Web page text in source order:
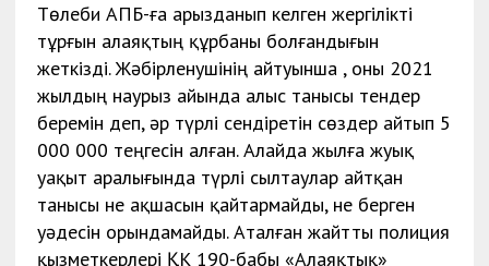
Төлеби АПБ-ға арызданып келген жергілікті
тұрғын алаяқтың құрбаны болғандығын
жеткізді. Жәбірленушінің айтуынша , оны 2021
жылдың наурыз айында алыс танысы тендер
беремін деп, әр түрлі сендіретін сөздер айтып 5
000 000 теңгесін алған. Алайда жылға жуық
уақыт аралығында түрлі сылтаулар айтқан
танысы не ақшасын қайтармайды, не берген
уәдесін орындамайды. Аталған жайтты полиция
қызметкерлері ҚК 190-бабы «Алаяқтық»